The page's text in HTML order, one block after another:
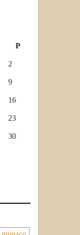
P
2
9
16
23
30
monaco